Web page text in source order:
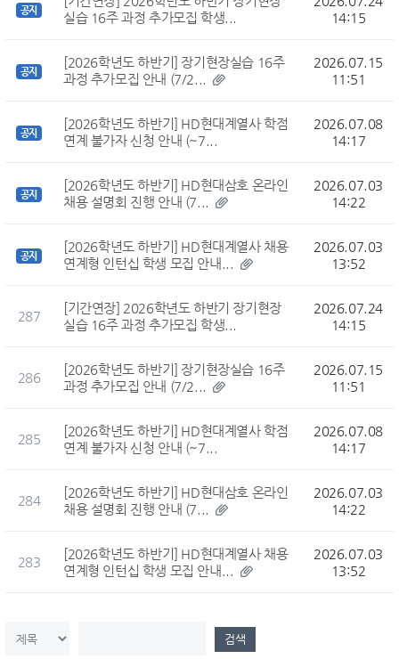
공지
실습 16주 과정 추가모집 학생...
14:15
공지
[2026학년도 하반기] 장기현장실습 16주
과정 추가모집 안내 (7/2...
2026.07.15
11:51
공지
[2026학년도 하반기] HD현대계열사 학점
연계 불가자 신청 안내 (~7...
2026.07.08
14:17
공지
[2026학년도 하반기] HD현대삼호 온라인
채용 설명회 진행 안내 (7...
2026.07.03
14:22
공지
[2026학년도 하반기] HD현대계열사 채용
연계형 인턴십 학생 모집 안내...
2026.07.03
13:52
287
[기간연장] 2026학년도 하반기 장기현장
실습 16주 과정 추가모집 학생...
2026.07.24
14:15
286
[2026학년도 하반기] 장기현장실습 16주
과정 추가모집 안내 (7/2...
2026.07.15
11:51
285
[2026학년도 하반기] HD현대계열사 학점
연계 불가자 신청 안내 (~7...
2026.07.08
14:17
284
[2026학년도 하반기] HD현대삼호 온라인
채용 설명회 진행 안내 (7...
2026.07.03
14:22
283
[2026학년도 하반기] HD현대계열사 채용
연계형 인턴십 학생 모집 안내...
2026.07.03
13:52
검색